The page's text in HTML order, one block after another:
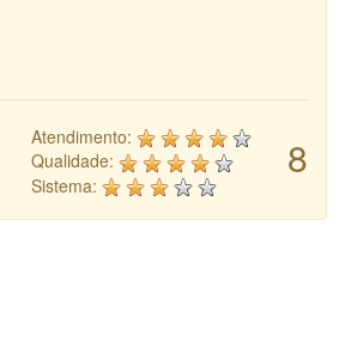
8
Atendimento:
Qualidade:
Sistema: